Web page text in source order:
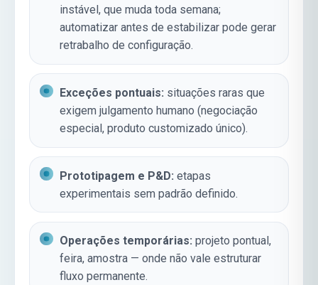
instável, que muda toda semana;
automatizar antes de estabilizar pode gerar
retrabalho de configuração.
Exceções pontuais: situações raras que
exigem julgamento humano (negociação
especial, produto customizado único).
Prototipagem e P&D: etapas
experimentais sem padrão definido.
Operações temporárias: projeto pontual,
feira, amostra — onde não vale estruturar
fluxo permanente.